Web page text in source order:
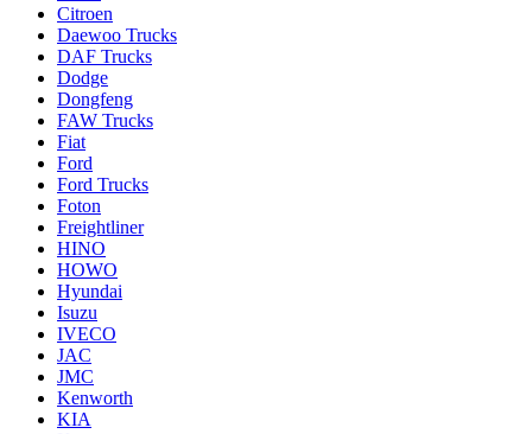
Citroen
Daewoo Trucks
DAF Trucks
Dodge
Dongfeng
FAW Trucks
Fiat
Ford
Ford Trucks
Foton
Freightliner
HINO
HOWO
Hyundai
Isuzu
IVECO
JAC
JMC
Kenworth
KIA